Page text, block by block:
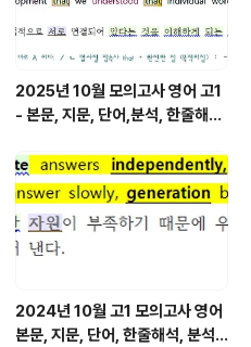
2025년 10월 모의고사 영어 고1
- 본문, 지문, 단어,분석, 한줄해석,
2024년 10월 고1 모의고사 영어
본문, 지문, 단어, 한줄해석, 분석